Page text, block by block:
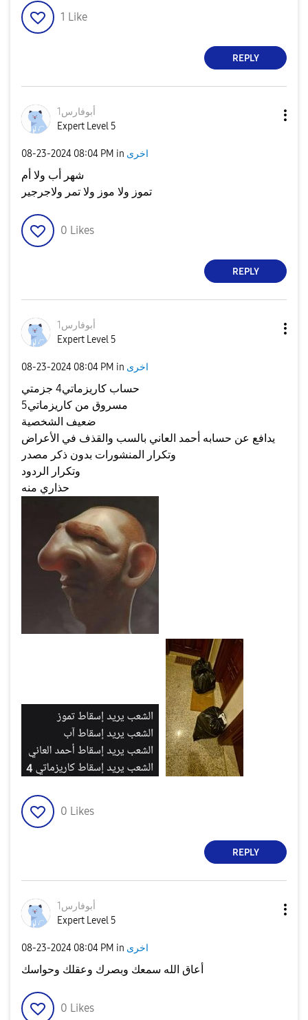
1 Like
REPLY
أبوفارس1
Expert Level 5
‎08-23-2024 08:04 PM in اخرى
شهر أب ولا أم
تموز ولا موز ولا تمر ولاجرجير
0 Likes
REPLY
أبوفارس1
Expert Level 5
‎08-23-2024 08:04 PM in اخرى
حساب كاريزماتي4 جزمتي
مسروق من كاريزماتي5
ضعيف الشخصية
يدافع عن حسابه أحمد العاني بالسب والقذف في الأعراض
وتكرار المنشورات بدون ذكر مصدر
وتكرار الردود
حذاري منه
0 Likes
REPLY
أبوفارس1
Expert Level 5
‎08-23-2024 08:04 PM in اخرى
أعاق الله سمعك وبصرك وعقلك وحواسك
0 Likes